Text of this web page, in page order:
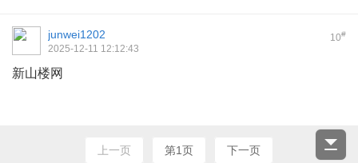
10#
junwei1202
2025-12-11 12:12:43
新山楼网
上一页 第1页 下一页